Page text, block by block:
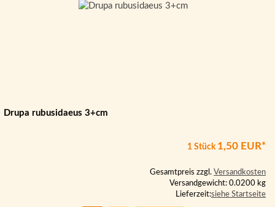
Drupa rubusidaeus 3+cm
1 Stück 1,50 EUR*
Gesamtpreis zzgl. Versandkosten
Versandgewicht: 0.0200 kg
Lieferzeit:siehe Startseite